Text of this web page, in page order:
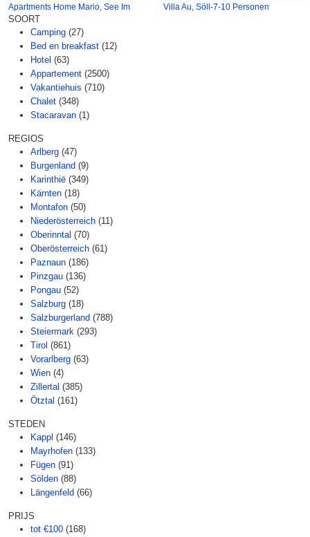
Apartments Home Mario, See Im Villa Au, Söll-7-10 Personen
SOORT
Camping (27)
Bed en breakfast (12)
Hotel (63)
Appartement (2500)
Vakantiehuis (710)
Chalet (348)
Stacaravan (1)
REGIOS
Arlberg (47)
Burgenland (9)
Karinthië (349)
Kärnten (18)
Montafon (50)
Niederösterreich (11)
Oberinntal (70)
Oberösterreich (61)
Paznaun (186)
Pinzgau (136)
Pongau (52)
Salzburg (18)
Salzburgerland (788)
Steiermark (293)
Tirol (861)
Vorarlberg (63)
Wien (4)
Zillertal (385)
Ötztal (161)
STEDEN
Kappl (146)
Mayrhofen (133)
Fügen (91)
Sölden (88)
Längenfeld (66)
PRIJS
tot €100 (168)